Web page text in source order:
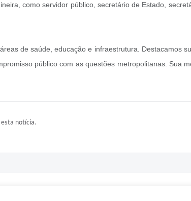
como servidor público, secretário de Estado,
de saúde, educação e infraestrutura. Destacamos
público com as questões metropolitanas. Sua
notícia.